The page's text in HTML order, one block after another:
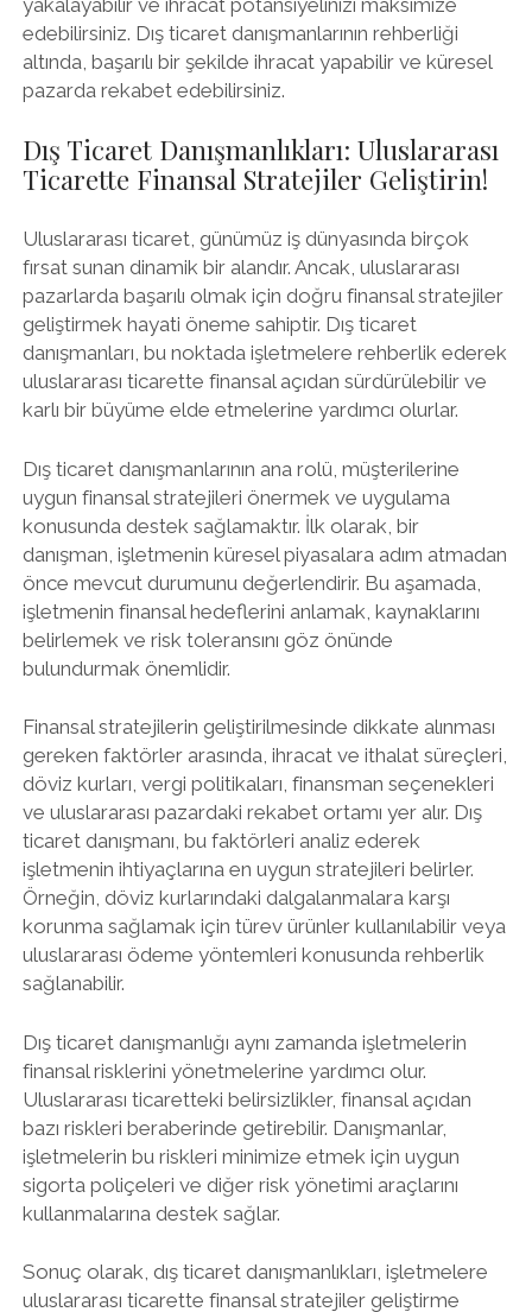
yakalayabilir ve ihracat potansiyelinizi maksimize
edebilirsiniz. Dış ticaret danışmanlarının rehberliği
altında, başarılı bir şekilde ihracat yapabilir ve küresel
pazarda rekabet edebilirsiniz.
Dış Ticaret Danışmanlıkları: Uluslararası
Ticarette Finansal Stratejiler Geliştirin!
Uluslararası ticaret, günümüz iş dünyasında birçok
fırsat sunan dinamik bir alandır. Ancak, uluslararası
pazarlarda başarılı olmak için doğru finansal stratejiler
geliştirmek hayati öneme sahiptir. Dış ticaret
danışmanları, bu noktada işletmelere rehberlik ederek
uluslararası ticarette finansal açıdan sürdürülebilir ve
karlı bir büyüme elde etmelerine yardımcı olurlar.
Dış ticaret danışmanlarının ana rolü, müşterilerine
uygun finansal stratejileri önermek ve uygulama
konusunda destek sağlamaktır. İlk olarak, bir
danışman, işletmenin küresel piyasalara adım atmadan
önce mevcut durumunu değerlendirir. Bu aşamada,
işletmenin finansal hedeflerini anlamak, kaynaklarını
belirlemek ve risk toleransını göz önünde
bulundurmak önemlidir.
Finansal stratejilerin geliştirilmesinde dikkate alınması
gereken faktörler arasında, ihracat ve ithalat süreçleri,
döviz kurları, vergi politikaları, finansman seçenekleri
ve uluslararası pazardaki rekabet ortamı yer alır. Dış
ticaret danışmanı, bu faktörleri analiz ederek
işletmenin ihtiyaçlarına en uygun stratejileri belirler.
Örneğin, döviz kurlarındaki dalgalanmalara karşı
korunma sağlamak için türev ürünler kullanılabilir veya
uluslararası ödeme yöntemleri konusunda rehberlik
sağlanabilir.
Dış ticaret danışmanlığı aynı zamanda işletmelerin
finansal risklerini yönetmelerine yardımcı olur.
Uluslararası ticaretteki belirsizlikler, finansal açıdan
bazı riskleri beraberinde getirebilir. Danışmanlar,
işletmelerin bu riskleri minimize etmek için uygun
sigorta poliçeleri ve diğer risk yönetimi araçlarını
kullanmalarına destek sağlar.
Sonuç olarak, dış ticaret danışmanlıkları, işletmelere
uluslararası ticarette finansal stratejiler geliştirme